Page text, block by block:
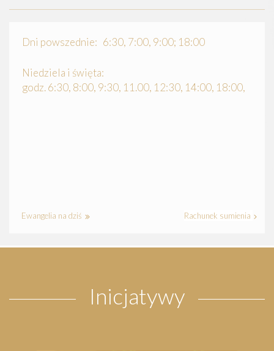
Dni powszednie: 6:30, 7:00, 9:00; 18:00
Niedziela i święta:
godz. 6:30, 8:00, 9:30, 11.00, 12:30, 14:00, 18:00,
Ewangelia na dziś Rachunek sumienia
Inicjatywy